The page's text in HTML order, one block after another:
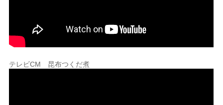
テレビCM 昆布つくだ煮